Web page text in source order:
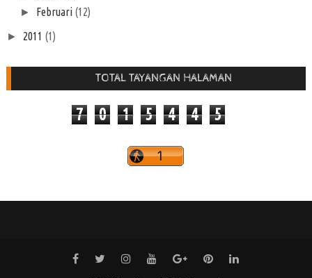
► Februari (12)
► 2011 (1)
TOTAL TAYANGAN HALAMAN
7 0 1 5 4 4 5